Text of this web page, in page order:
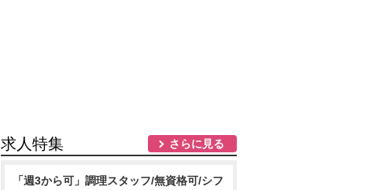
求人特集 さらに見る
「週3から可」調理スタッフ/無資格可/シフ